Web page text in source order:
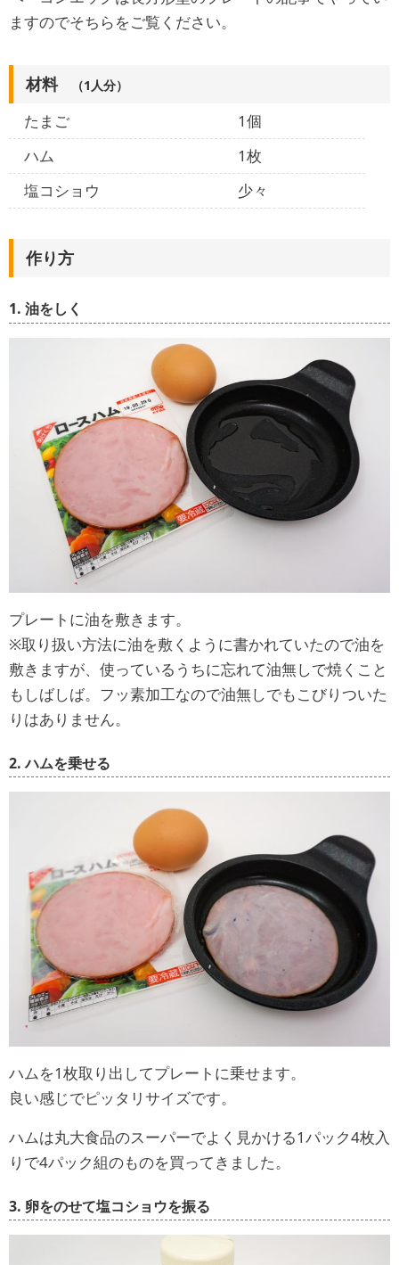
ますのでそちらをご覧ください。
材料 （1人分）
たまご
1個
ハム
1枚
塩コショウ
少々
作り方
1. 油をしく
プレートに油を敷きます。
※取り扱い方法に油を敷くように書かれていたので油を
敷きますが、使っているうちに忘れて油無しで焼くこと
もしばしば。フッ素加工なので油無しでもこびりついた
りはありません。
2. ハムを乗せる
ハムを1枚取り出してプレートに乗せます。
良い感じでピッタリサイズです。
ハムは丸大食品のスーパーでよく見かける1パック4枚入
りで4パック組のものを買ってきました。
3. 卵をのせて塩コショウを振る